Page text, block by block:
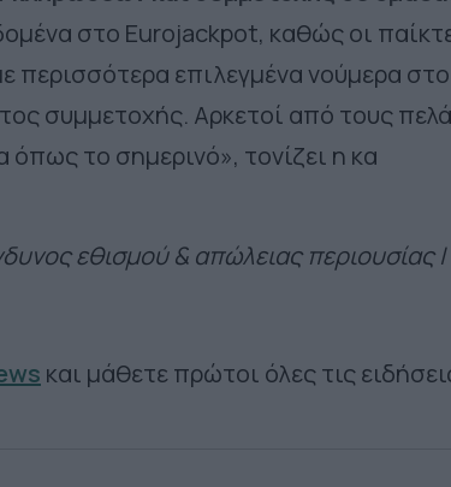
στο Eurojackpot, καθώς οι
περισσότερα επιλεγμένα νούμερα στο
συμμετοχής. Αρκετοί από τους
το σημερινό», τονίζει η κα
εθισμού & απώλειας περιουσίας |
και μάθετε πρώτοι όλες τις